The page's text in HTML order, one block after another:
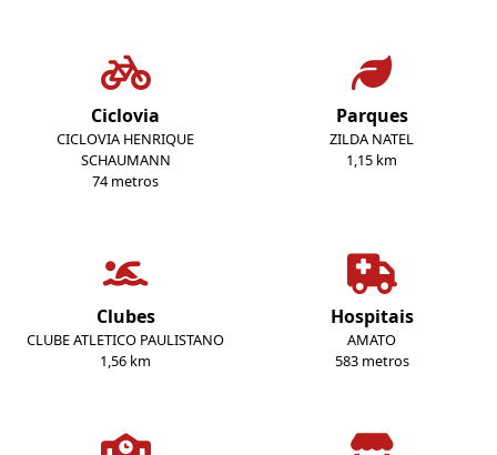
Ciclovia
CICLOVIA HENRIQUE
SCHAUMANN
74 metros
Parques
ZILDA NATEL
1,15 km
Clubes
CLUBE ATLETICO PAULISTANO
1,56 km
Hospitais
AMATO
583 metros